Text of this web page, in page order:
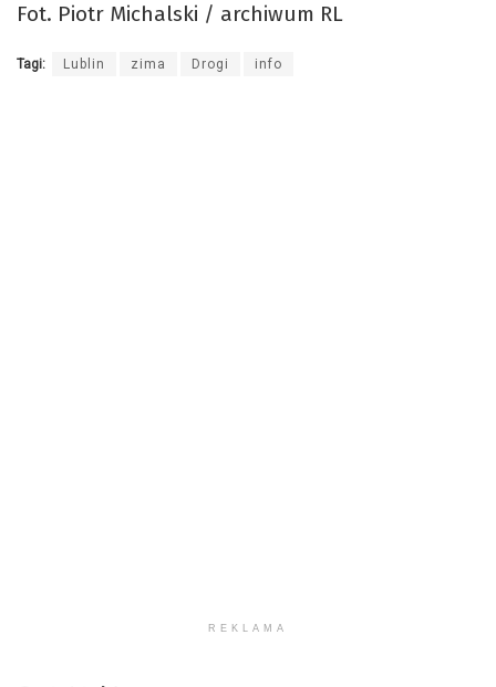
Fot. Piotr Michalski / archiwum RL
Tagi: Lublin zima Drogi info
REKLAMA